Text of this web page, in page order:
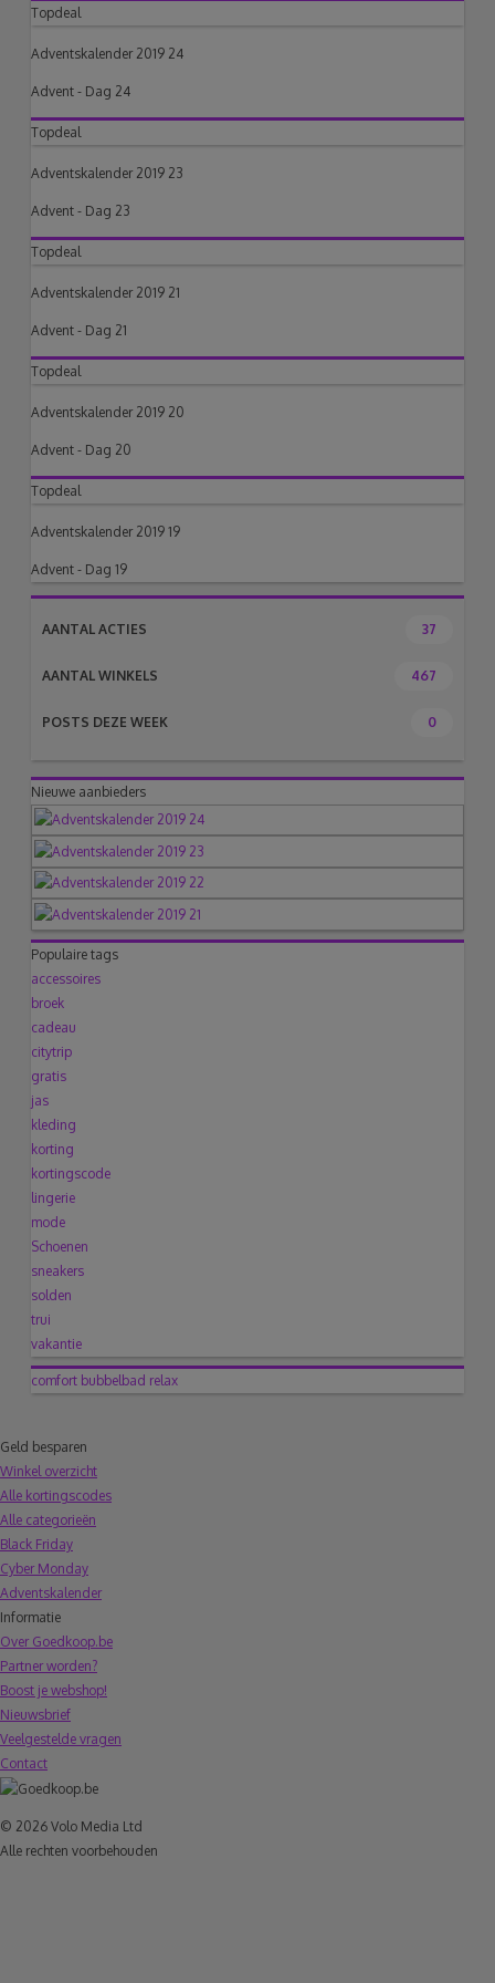
Topdeal
Adventskalender 2019 24
Advent - Dag 24
Topdeal
Adventskalender 2019 23
Advent - Dag 23
Topdeal
Adventskalender 2019 21
Advent - Dag 21
Topdeal
Adventskalender 2019 20
Advent - Dag 20
Topdeal
Adventskalender 2019 19
Advent - Dag 19
AANTAL ACTIES 37
AANTAL WINKELS 467
POSTS DEZE WEEK 0
Nieuwe aanbieders
Populaire tags
accessoires
broek
cadeau
citytrip
gratis
jas
kleding
korting
kortingscode
lingerie
mode
Schoenen
sneakers
solden
trui
vakantie
comfort bubbelbad relax
Geld besparen
Winkel overzicht
Alle kortingscodes
Alle categorieën
Black Friday
Cyber Monday
Adventskalender
Informatie
Over Goedkoop.be
Partner worden?
Boost je webshop!
Nieuwsbrief
Veelgestelde vragen
Contact
© 2026 Volo Media Ltd
Alle rechten voorbehouden